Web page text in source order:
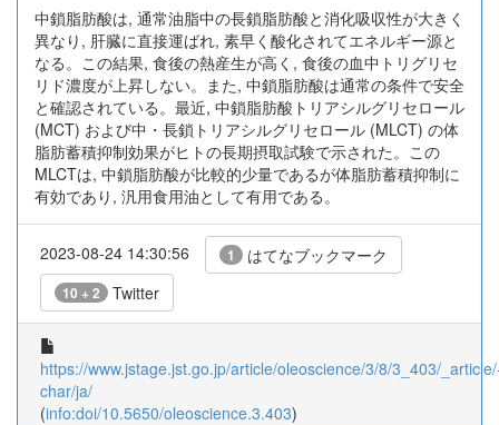
中鎖脂肪酸は, 通常油脂中の長鎖脂肪酸と消化吸収性が大きく
異なり, 肝臓に直接運ばれ, 素早く酸化されてエネルギー源と
なる。この結果, 食後の熱産生が高く, 食後の血中トリグリセ
リド濃度が上昇しない。また, 中鎖脂肪酸は通常の条件で安全
と確認されている。最近, 中鎖脂肪酸トリアシルグリセロール
(MCT) および中・長鎖トリアシルグリセロール (MLCT) の体
脂肪蓄積抑制効果がヒトの長期摂取試験で示された。この
MLCTは, 中鎖脂肪酸が比較的少量であるが体脂肪蓄積抑制に
有効であり, 汎用食用油として有用である。
2023-08-24 14:30:56 1 はてなブックマーク
10 + 2 Twitter
https://www.jstage.jst.go.jp/article/oleoscience/3/8/3_403/
char/ja/
(info:doi/10.5650/oleoscience.3.403)